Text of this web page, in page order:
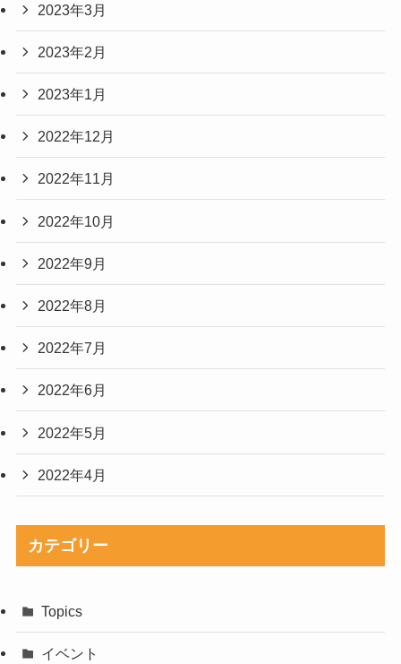
2023年3月
2023年2月
2023年1月
2022年12月
2022年11月
2022年10月
2022年9月
2022年8月
2022年7月
2022年6月
2022年5月
2022年4月
カテゴリー
Topics
イベント